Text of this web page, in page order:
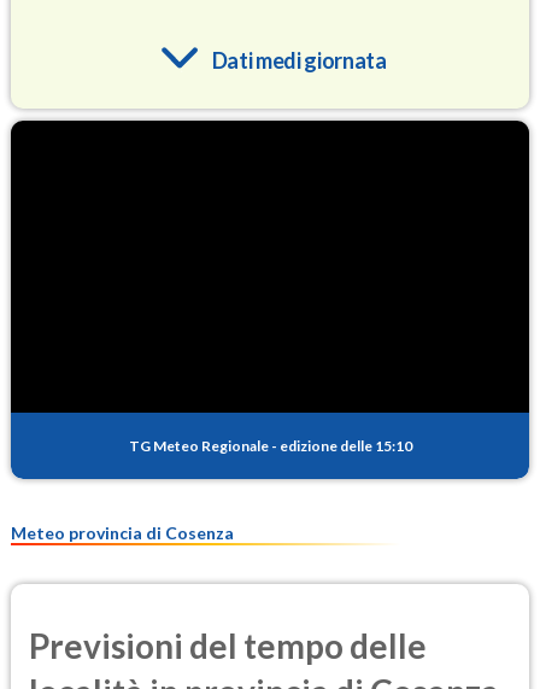
Dati medi giornata
PM25
TG Meteo Regionale - edizione delle 15:10
Meteo provincia di Cosenza
Previsioni del tempo delle